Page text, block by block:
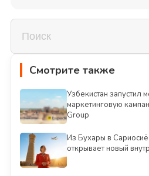
Смотрите также
Узбекистан запустил
маркетинговую
Group
Из Бухары в Сариосиё
открывает новый